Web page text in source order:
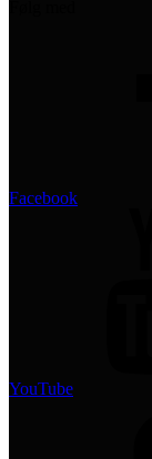
Facebook
YouTube